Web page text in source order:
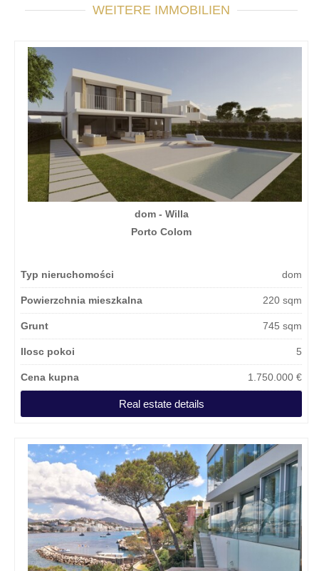
WEITERE IMMOBILIEN
dom - Willa
Porto Colom
Typ nieruchomości dom
Powierzchnia mieszkalna 220 sqm
Grunt 745 sqm
Ilosc pokoi 5
Cena kupna 1.750.000 €
Real estate details